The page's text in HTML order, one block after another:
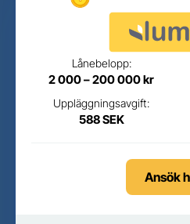
Lånebelopp:
2 000 – 200 000 kr
Uppläggningsavgift:
588 SEK
Ansök